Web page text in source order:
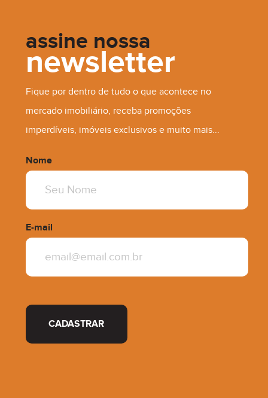
R$ 1.600.000,00
assine nossa
newsletter
Fique por dentro de tudo o que acontece no
mercado imobiliário, receba promoções
imperdíveis, imóveis exclusivos e muito mais...
Nome
E-mail
CADASTRAR